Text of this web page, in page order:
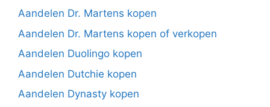
Aandelen Dr. Martens kopen
Aandelen Dr. Martens kopen of verkopen
Aandelen Duolingo kopen
Aandelen Dutchie kopen
Aandelen Dynasty kopen